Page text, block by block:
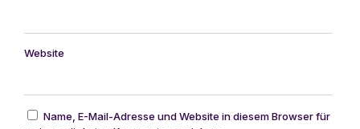
Website
Name, E-Mail-Adresse und Website in diesem Browser für